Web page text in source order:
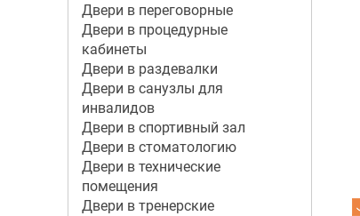
Двери в переговорные
Двери в процедурные
кабинеты
Двери в раздевалки
Двери в санузлы для
инвалидов
Двери в спортивный зал
Двери в стоматологию
Двери в технические
помещения
Двери в тренерские